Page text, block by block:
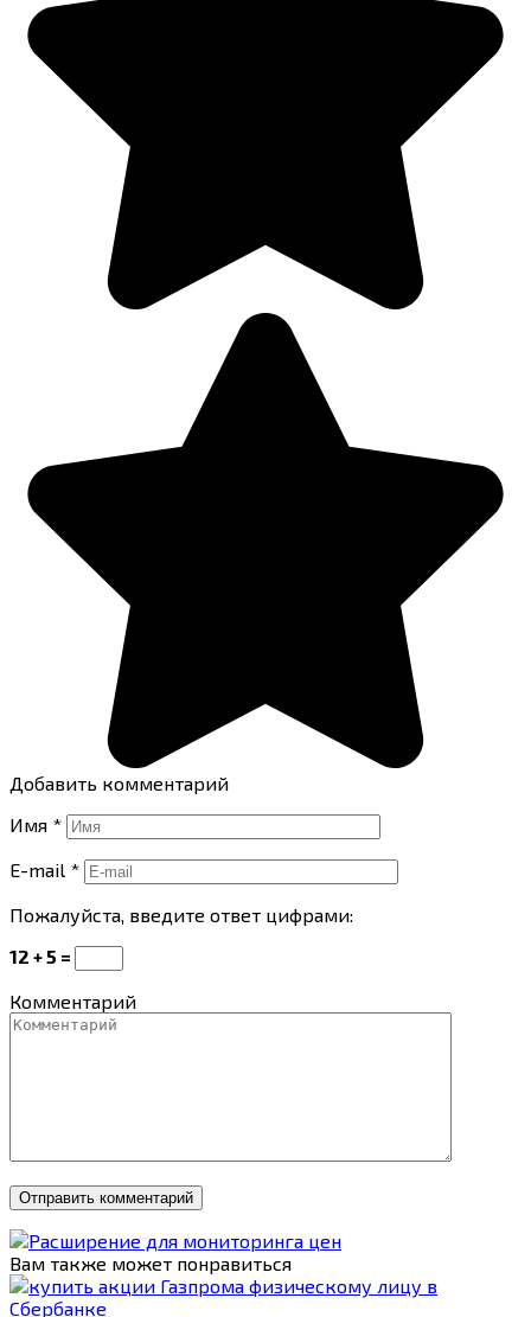
Добавить комментарий
Имя *
E-mail *
Пожалуйста, введите ответ цифрами:
12 + 5 =
Комментарий
Вам также может понравиться